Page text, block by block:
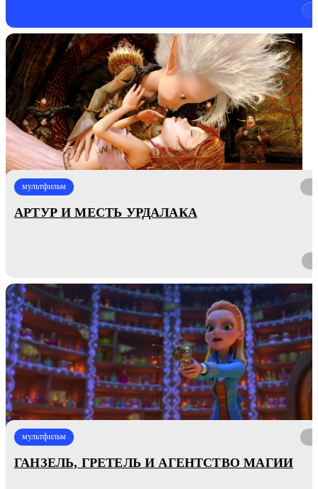
мультфильм
АРТУР И МЕСТЬ УРДАЛАКА
мультфильм
ГАНЗЕЛЬ, ГРЕТЕЛЬ И АГЕНТСТВО МАГИИ